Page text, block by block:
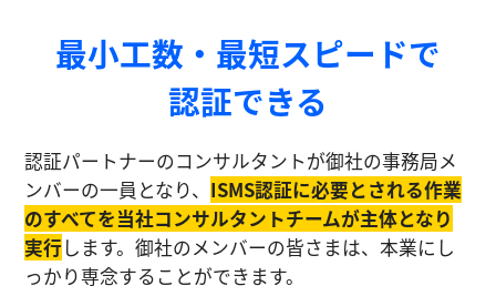
最小工数・最短スピードで
認証できる
認証パートナーのコンサルタントが御社の事務局メ
ンバーの一員となり、 ISMS認証に必要とされる作業
のすべてを当社コンサルタントチームが主体となり
実⾏ します。御社のメンバーの皆さまは、本業にし
っかり専念することができます。